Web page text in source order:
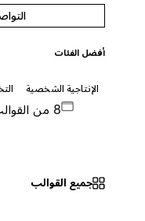
التواصل
أفضل الفئات
الإنتاجية الشخصية التخطيط
جميع القوالب